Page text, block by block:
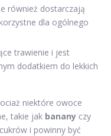
również dostarczają
dla ogólnego
trawienie i jest
dodatkiem do lekkich
niektóre owoce
takie jak banany czy
i powinny być